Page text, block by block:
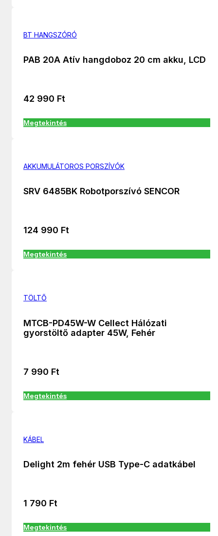
BT HANGSZÓRÓ
PAB 20A Atív hangdoboz 20 cm akku, LCD
42 990 Ft
Megtekintés
AKKUMULÁTOROS PORSZÍVÓK
SRV 6485BK Robotporszívó SENCOR
124 990 Ft
Megtekintés
TÖLTŐ
MTCB-PD45W-W Cellect Hálózati
gyorstöltő adapter 45W, Fehér
7 990 Ft
Megtekintés
KÁBEL
Delight 2m fehér USB Type-C adatkábel
1 790 Ft
Megtekintés